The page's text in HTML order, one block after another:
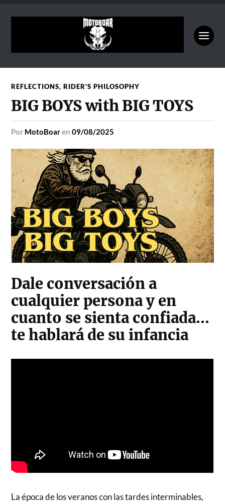
REFLECTIONS,RIDER'S PHILOSOPHY
BIG BOYS with BIG TOYS
por MotoBoaren09/08/2025
Dale conversación a
cualquier persona y en
cuanto se sienta confiada…
te hablará de su infancia
La época de los veranos con las tardes interminables,